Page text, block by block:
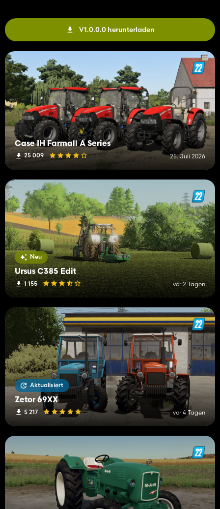
V1.0.0.0 herunterladen
Case IH Farmall A Series
25 009 25. Juli 2026
Neu
Ursus C385 Edit
1 155 vor 2 Tagen
Aktualisiert
Zetor 69XX
5 217 vor 4 Tagen